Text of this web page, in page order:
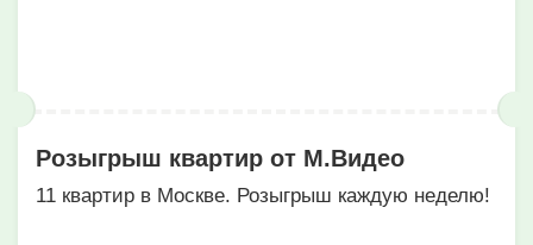
Розыгрыш квартир от М.Видео
11 квартир в Москве. Розыгрыш каждую неделю!